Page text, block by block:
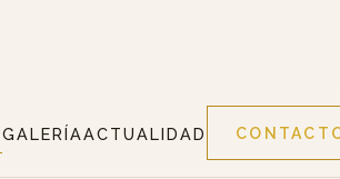
GALERÍAACTUALIDAD